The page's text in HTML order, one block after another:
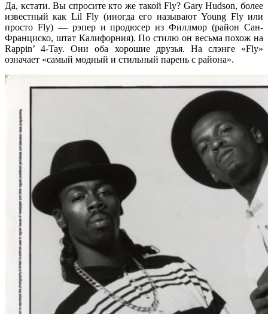
Да, кстати. Вы спросите кто же такойFly? Gary Hudson, более
известный как Lil Fly (иногда его называютYoung Flyили
просто Fly) — рэпер и продюсер изФиллмор (район Сан-
Франциско, штат Калифорния). По стилю он весьма похож на
Rappin’ 4-Tay. Они оба хорошие друзья. На слэнге «Fly»
означает «самый модный и стильный парень с района».